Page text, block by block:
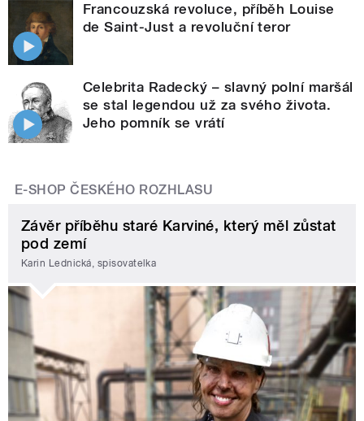
Francouzská revoluce, příběh Louise
de Saint-Just a revoluční teror
Celebrita Radecký – slavný polní maršál
se stal legendou už za svého života.
Jeho pomník se vrátí
E-SHOP ČESKÉHO ROZHLASU
Závěr příběhu staré Karviné, který měl zůstat
pod zemí
Karin Lednická, spisovatelka